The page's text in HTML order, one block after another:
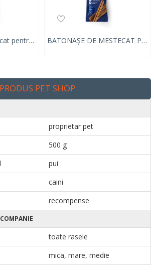
Batonașe de mestecat pentru câini adulți Club 4 Paws Premium Dental Sticks 117g BATONAȘE DE MESTECAT PENTRU CÂINI ADULȚI CLUB 4 PAWS PREMIUM DENTAL STICKS, 77g
PET SHOP
proprietar pet
500 g
pui
caini
recompense
toate rasele
mica, mare, medie